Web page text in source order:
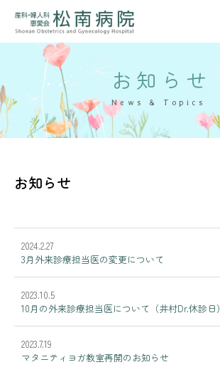
お知らせ
News & Topics
お知らせ
2024.2.27
3月外来診療担当医の変更について
2023.10.5
10月の外来診療担当医について（井村Dr.休診日）
2023.7.19
マタニティヨガ教室再開のお知らせ